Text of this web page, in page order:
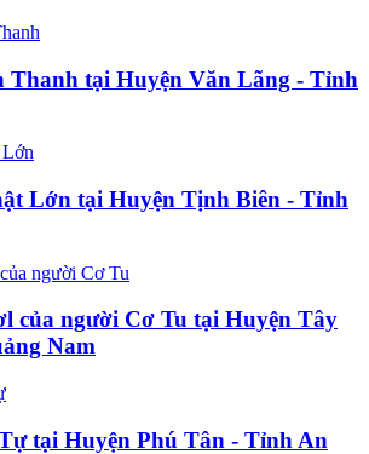
Thanh tại Huyện Văn Lãng - Tỉnh
Lớn tại Huyện Tịnh Biên - Tỉnh
của người Cơ Tu tại Huyện Tây
Nam
tại Huyện Phú Tân - Tỉnh An